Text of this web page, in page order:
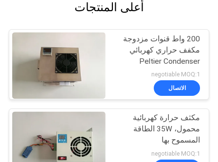
أعلى المنتجات
200 واط قنوات مزدوجة
مكفف حراري كهربائي
Peltier Condenser
negotiable MOQ:1
الاتصال
مكثف حرارة كهربائية
محمول، 35W الطاقة
المسموح بها
negotiable MOQ:1